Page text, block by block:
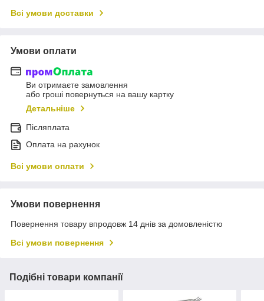
Всі умови доставки
Умови оплати
Ви отримаєте замовлення
або гроші повернуться на вашу картку
Детальніше
Післяплата
Оплата на рахунок
Всі умови оплати
Умови повернення
Повернення товару впродовж 14 днів за домовленістю
Всі умови повернення
Подібні товари компанії